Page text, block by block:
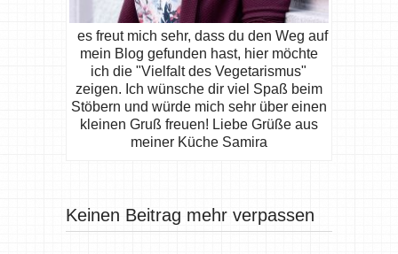
es freut mich sehr, dass du den Weg auf
mein Blog gefunden hast, hier möchte
ich die "Vielfalt des Vegetarismus"
zeigen. Ich wünsche dir viel Spaß beim
Stöbern und würde mich sehr über einen
kleinen Gruß freuen! Liebe Grüße aus
meiner Küche Samira
Keinen Beitrag mehr verpassen